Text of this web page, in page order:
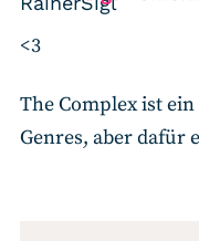
<3
The Complex ist
Genres, aber dafür